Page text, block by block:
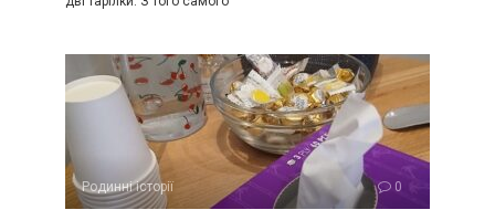
Родинні історії 0